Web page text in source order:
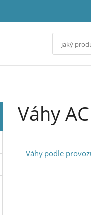
Váhy
Váhy podle